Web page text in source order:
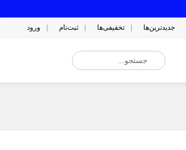
جدیدترین‌ها تخفیفی‌ها ثبت‌نام ورود